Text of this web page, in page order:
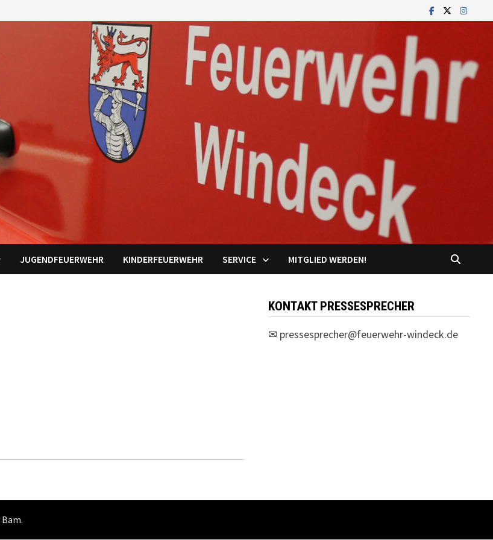
JUGENDFEUERWEHR KINDERFEUERWEHR SERVICE MITGLIED WERDEN!
KONTAKT PRESSESPRECHER
✉ pressesprecher@feuerwehr-windeck.de
Bam.